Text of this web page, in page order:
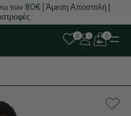
των 80€ | Άμεση Αποστολή |
0 0